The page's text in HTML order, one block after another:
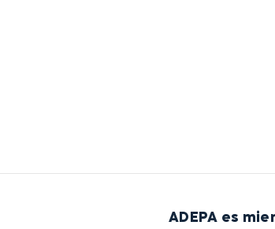
ADEPA es